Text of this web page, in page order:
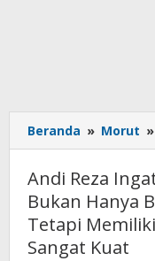
Beranda » Morut »
Andi Reza
Bukan Hanya
Tetapi
Sangat Kuat